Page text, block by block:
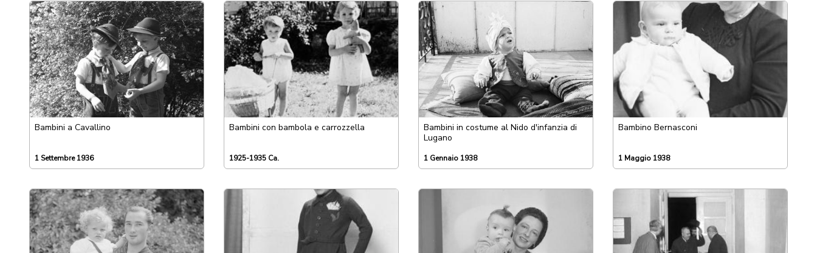
Bambini a Cavallino
1 Settembre 1936
Bambini con bambola e carrozzella
1925-1935 Ca.
Bambini in costume al Nido d'infanzia di
Lugano
1 Gennaio 1938
Bambino Bernasconi
1 Maggio 1938